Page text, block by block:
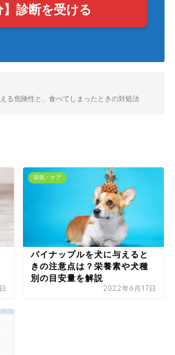
】診断を受ける
る危険性と、食べてしまったときの対処法
病気・ケア
パイナップルを犬に与えると
きの注意点は？栄養素や犬種
別の目安量を解説
2022年6月17日